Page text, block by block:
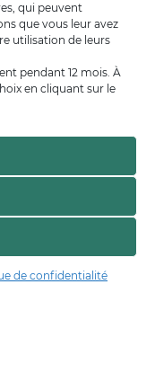
qui peuvent
que vous leur avez
utilisation de leurs
pendant 12 mois. À
en cliquant sur le
de confidentialité